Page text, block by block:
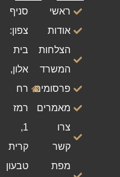
ראשי
אודות
הצלחות
המשרד
פרסומים
מאמרים
צרו
קשר
מפת
סניף
צפון:
בית
אלון,
רח
רמז
1,
קרית
טבעון